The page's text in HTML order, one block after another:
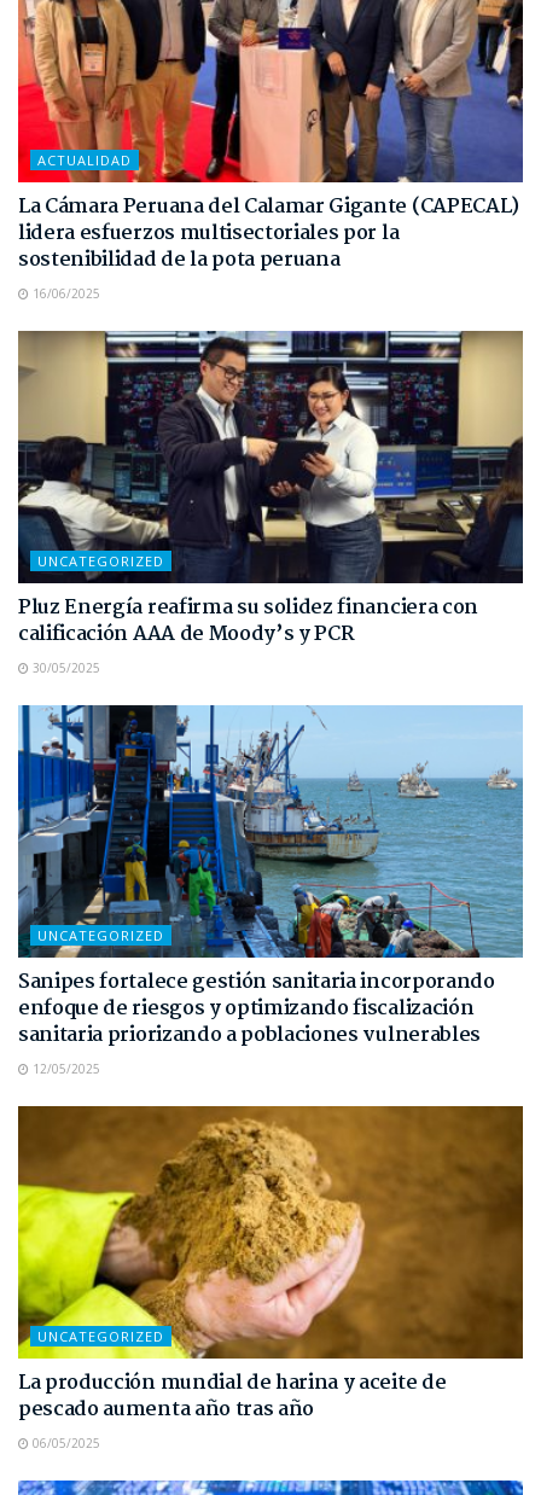
ACTUALIDAD
La Cámara Peruana del Calamar Gigante (CAPECAL)
lidera esfuerzos multisectoriales por la
sostenibilidad de la pota peruana
16/06/2025
UNCATEGORIZED
Pluz Energía reafirma su solidez financiera con
calificación AAA de Moody’s y PCR
30/05/2025
UNCATEGORIZED
Sanipes fortalece gestión sanitaria incorporando
enfoque de riesgos y optimizando fiscalización
sanitaria priorizando a poblaciones vulnerables
12/05/2025
UNCATEGORIZED
La producción mundial de harina y aceite de
pescado aumenta año tras año
06/05/2025